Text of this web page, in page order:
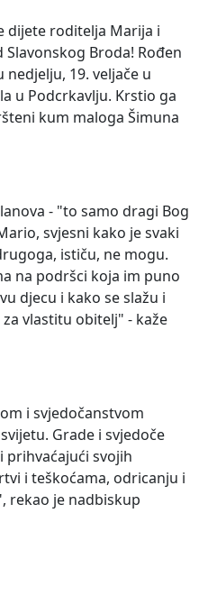
dijete roditelja Marija i
Broda! Rođen
19. veljače u
u Podcrkavlju. Krstio ga
kum maloga Šimuna
- "to samo dragi Bog
svjesni kako je svaki
ističu, ne mogu.
na podršci koja im puno
djecu i kako se slažu i
vlastitu obitelj" - kaže
i svjedočanstvom
Grade i svjedoče
svojih
i teškoćama, odricanju i
rekao je nadbiskup